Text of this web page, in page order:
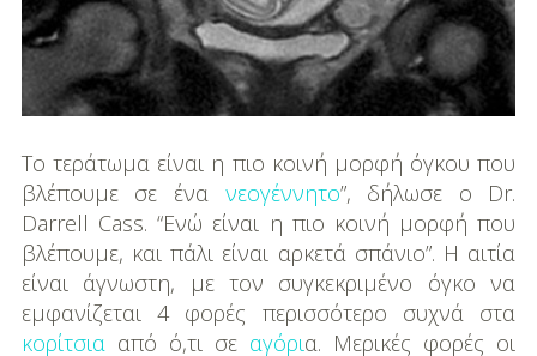
Το τεράτωμα είναι η πιο κοινή μορφή όγκου που
βλέπουμε σε ένα νεογέννητο”, δήλωσε ο Dr.
Darrell Cass. “Ενώ είναι η πιο κοινή μορφή που
βλέπουμε, και πάλι είναι αρκετά σπάνιο”. Η αιτία
είναι άγνωστη, με τον συγκεκριμένο όγκο να
εμφανίζεται 4 φορές περισσότερο συχνά στα
κορίτσιααπό ό,τι σε αγόρια. Μερικές φορές οι